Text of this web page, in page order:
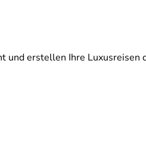
und erstellen Ihre Luxusreisen